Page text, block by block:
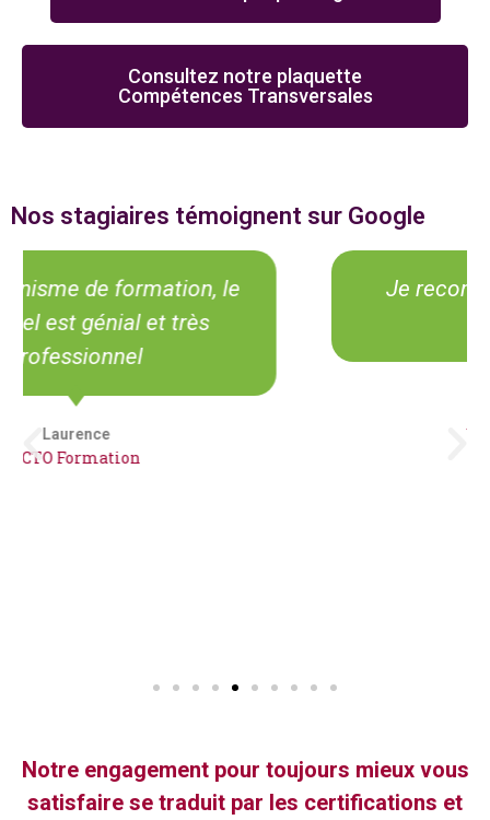
Consultez notre plaquette
Compétences Transversales
Nos stagiaires témoignent sur Google
Je recommande ce centre de
formation.
Alexandra
Notre engagement pour toujours mieux vous
satisfaire se traduit par les certifications et